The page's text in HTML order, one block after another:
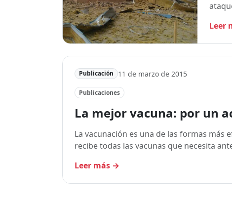
Leer
Publicación 11 de marzo de 2015
Publicaciones
La mejor vacuna: por un
La vacunación es una de las formas
recibe todas las vacunas que necesita
Leer más →